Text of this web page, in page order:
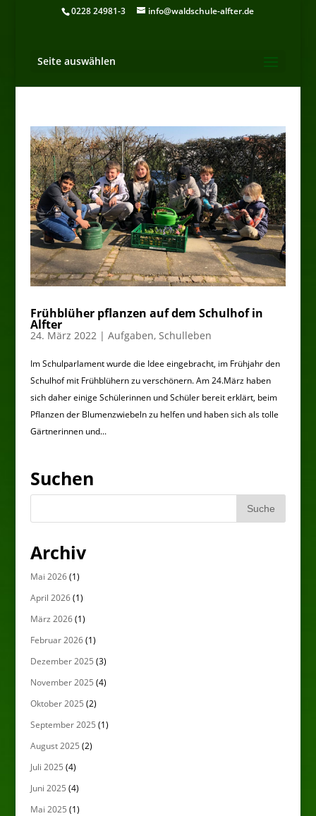
0228 24981-3 info@waldschule-alfter.de
Seite auswählen
Frühblüher pflanzen auf dem Schulhof in
Alfter
24. März 2022 | Aufgaben, Schulleben
Im Schulparlament wurde die Idee eingebracht, im Frühjahr den
Schulhof mit Frühblühern zu verschönern. Am 24.März haben
sich daher einige Schülerinnen und Schüler bereit erklärt, beim
Pflanzen der Blumenzwiebeln zu helfen und haben sich als tolle
Gärtnerinnen und...
Suchen
Archiv
Mai 2026(1)
April 2026(1)
März 2026(1)
Februar 2026(1)
Dezember 2025 (3)
November 2025 (4)
Oktober 2025 (2)
September 2025 (1)
August 2025 (2)
Juli 2025 (4)
Juni 2025 (4)
Mai 2025 (1)